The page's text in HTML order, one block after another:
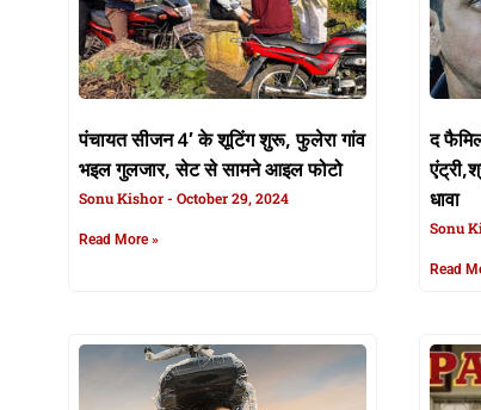
पंचायत सीजन 4′ के शूटिंग शुरू, फुलेरा गांव
भइल गुलजार, सेट से सामने आइल फोटो
Sonu Kishor October 29, 2024
Read More »
द
धावा
Sonu
Read